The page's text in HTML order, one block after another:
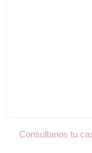
Consultanos tu